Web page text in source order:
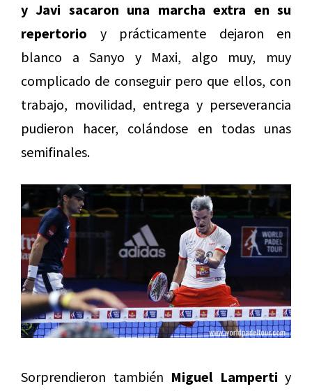
y Javi sacaron una marcha extra en su
repertorio y prácticamente dejaron en
blanco a Sanyo y Maxi, algo muy, muy
complicado de conseguir pero que ellos, con
trabajo, movilidad, entrega y perseverancia
pudieron hacer, colándose en todas unas
semifinales.
Sorprendieron también Miguel Lamperti y